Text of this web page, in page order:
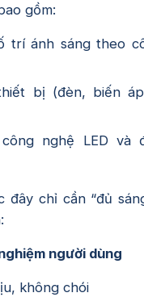
gồm:
trí ánh sáng theo
bị (đèn, biến
nghệ LED và
đây chỉ cần “đủ
người dùng
không chói